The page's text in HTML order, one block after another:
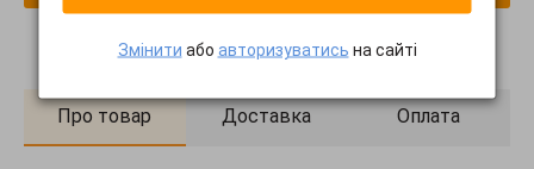
Про товар Доставка Оплата
Змінити або авторизуватись на сайті